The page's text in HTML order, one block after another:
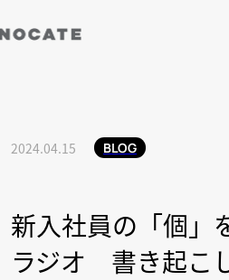
2024.04.15 BLOG
新入社員の「個」
ラジオ 書き起こ